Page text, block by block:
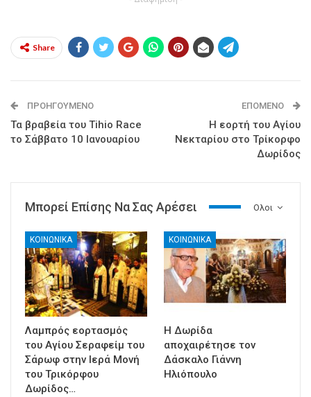
Share
ΠΡΟΗΓΟΎΜΕΝΟ
Τα βραβεία του Tihio Race
το Σάββατο 10 Ιανουαρίου
ΕΠΌΜΕΝΟ
Η εορτή του Αγίου
Νεκταρίου στο Τρίκορφο
Δωρίδος
Ολοι
Μπορεί Επίσης Να Σας Αρέσει
ΚΟΙΝΩΝΙΚΑ
Λαμπρός εορτασμός
του Αγίου Σεραφείμ του
Σάρωφ στην Ιερά Μονή
του Τρικόρφου
Δωρίδος…
ΚΟΙΝΩΝΙΚΑ
Η Δωρίδα
αποχαιρέτησε τον
Δάσκαλο Γιάννη
Ηλιόπουλο